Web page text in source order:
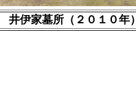
井伊家墓所（２０１０年）